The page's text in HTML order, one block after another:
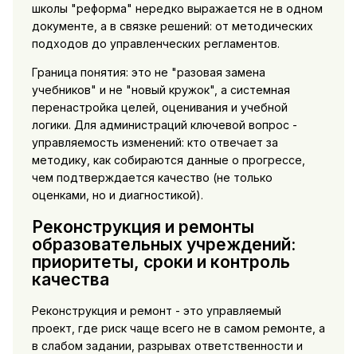
школы "реформа" нередко выражается не в одном
документе, а в связке решений: от методических
подходов до управленческих регламентов.
Граница понятия: это не "разовая замена
учебников" и не "новый кружок", а системная
перенастройка целей, оценивания и учебной
логики. Для администраций ключевой вопрос -
управляемость изменений: кто отвечает за
методику, как собираются данные о прогрессе,
чем подтверждается качество (не только
оценками, но и диагностикой).
Реконструкция и ремонты
образовательных учреждений:
приоритеты, сроки и контроль
качества
Реконструкция и ремонт - это управляемый
проект, где риск чаще всего не в самом ремонте, а
в слабом задании, разрывах ответственности и